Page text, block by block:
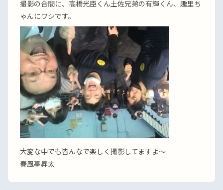
撮影の合間に、高橋光臣くん土佐兄弟の有輝くん、趣里ち
ゃんにワシです。
大変な中でも皆んなで楽しく撮影してますよ〜
春風亭昇太